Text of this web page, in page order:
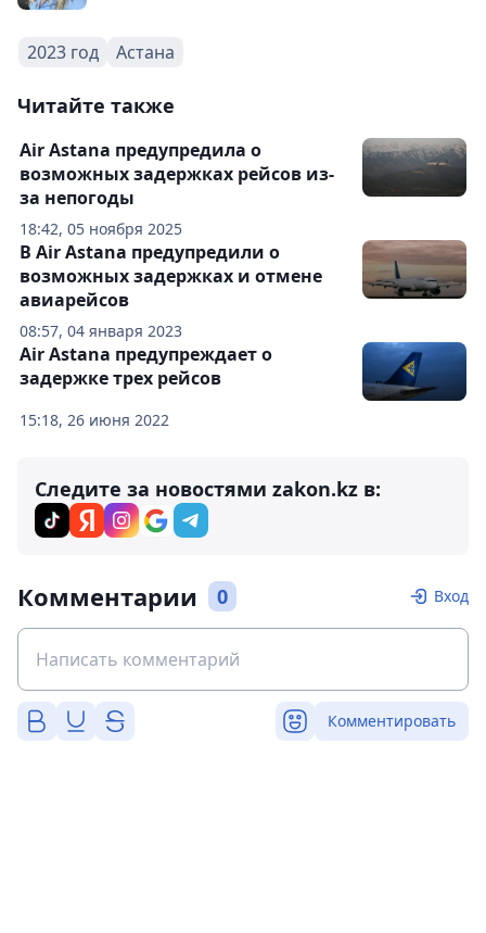
2023 год Астана
Читайте также
18:42, 05 ноября 2025
Air Astana предупредила о
возможных задержках рейсов из-
за непогоды
08:57, 04 января 2023
В Air Astana предупредили о
возможных задержках и отмене
авиарейсов
15:18, 26 июня 2022
Air Astana предупреждает о
задержке трех рейсов
Следите за новостями zakon.kz в:
Комментарии 0 Вход
Комментировать